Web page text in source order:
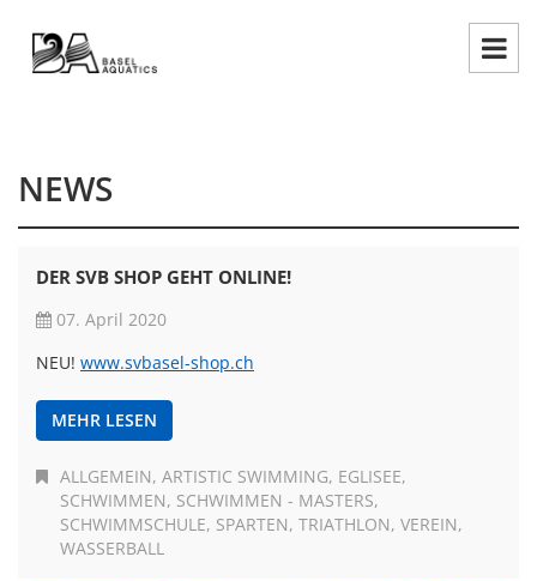
NEWS
DER SVB SHOP GEHT ONLINE!
07. April 2020
NEU! www.svbasel-shop.ch
MEHR LESEN
ALLGEMEIN ARTISTIC SWIMMING EGLISEE
SCHWIMMEN SCHWIMMEN - MASTERS
SCHWIMMSCHULE SPARTEN TRIATHLON VEREIN
WASSERBALL